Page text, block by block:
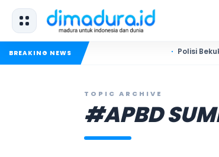
BREAKING NEWS Polisi Bekuk Dua
TOPIC ARCHIVE
#APBD